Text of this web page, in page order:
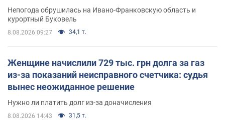
Непогода обрушилась на Ивано-Франковскую область и
курортный Буковель
8.08.2026 09:27 34,1 т.
Женщине начислили 729 тыс. грн долга за газ
из-за показаний неисправного счетчика: судья
вынес неожиданное решение
Нужно ли платить долг из-за доначисления
8.08.2026 14:43 31,5 т.